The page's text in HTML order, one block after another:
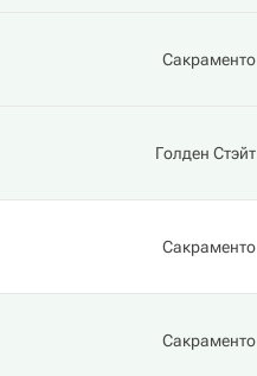
Сакраменто
Голден Стэйт
Сакраменто
Сакраменто